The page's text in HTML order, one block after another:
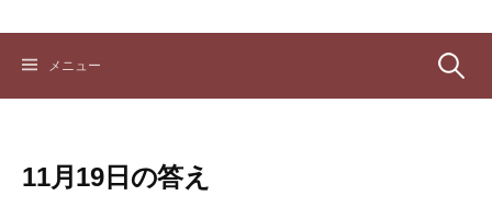
メニュー 検
11月19日の答え